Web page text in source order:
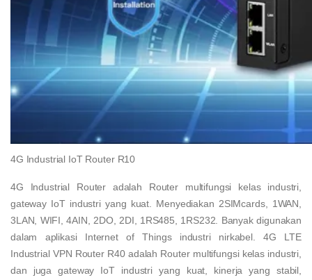
4G Industrial IoT Router R10
4G Industrial Router adalah Router multifungsi kelas industri,
gateway IoT industri yang kuat. Menyediakan 2SIMcards, 1WAN,
3LAN, WIFI, 4AIN, 2DO, 2DI, 1RS485, 1RS232. Banyak digunakan
dalam aplikasi Internet of Things industri nirkabel. 4G LTE
Industrial VPN Router R40 adalah Router multifungsi kelas industri,
dan juga gateway IoT industri yang kuat, kinerja yang stabil,